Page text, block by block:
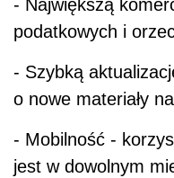
- Największą
podatkowych i
- Szybką
o nowe materiały
- Mobilność -
jest w dowolnym